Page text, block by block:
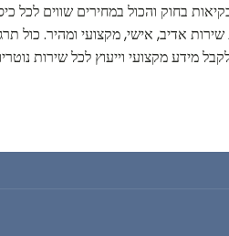
בחוק והכול במחירים שווים
שירות אדיב, אישי, מקצועי ומהיר.
מידע מקצועי וייעוץ לכל שירות